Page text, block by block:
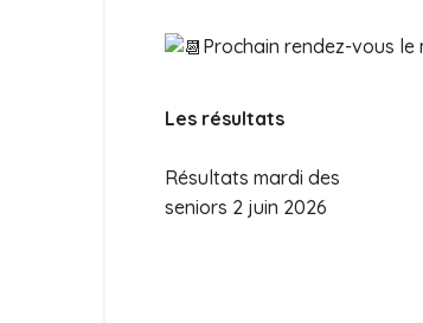
Prochain rendez-vous le
Les résultats
Résultats mardi des
seniors 2 juin 2026